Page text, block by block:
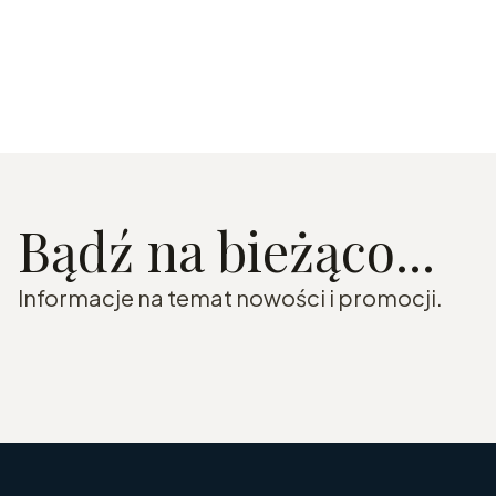
Bądź na bieżąco...
Informacje na temat nowości i promocji.